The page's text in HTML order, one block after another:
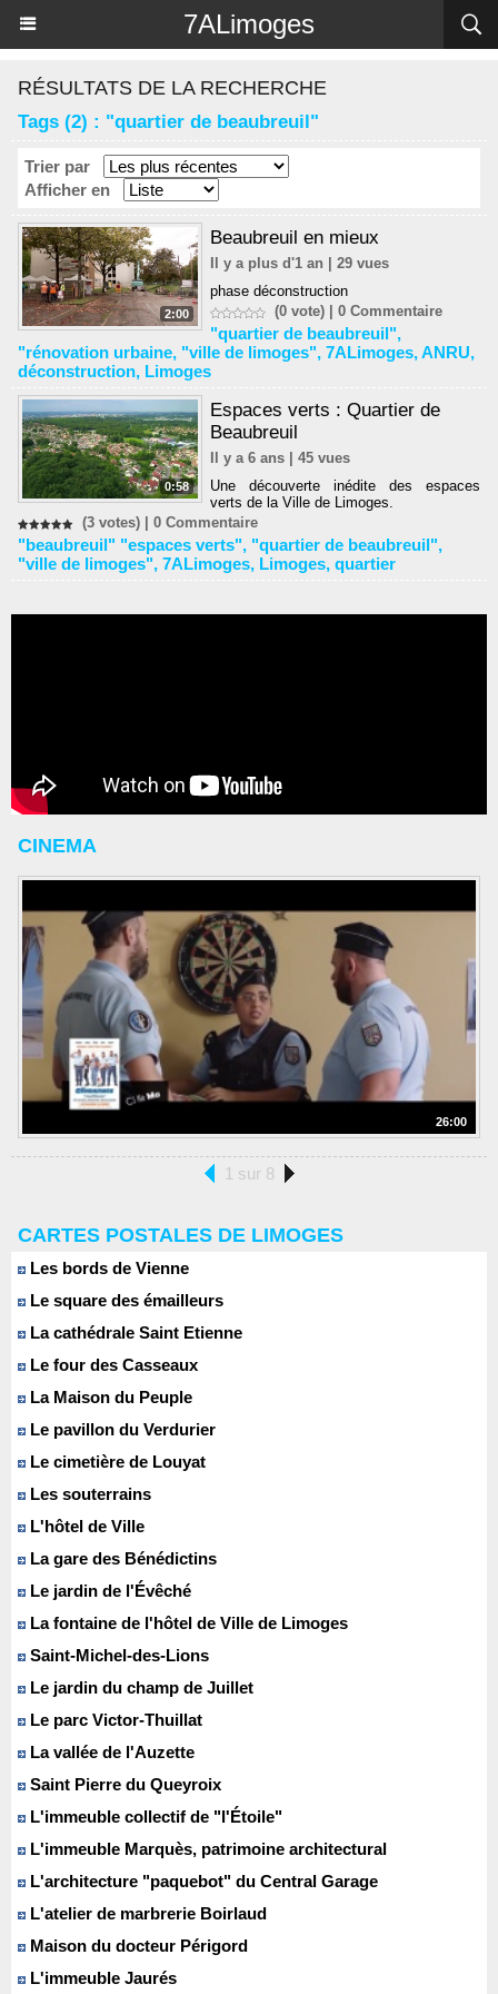
7ALimoges
RÉSULTATS DE LA RECHERCHE
Tags (2) : "quartier de beaubreuil"
Trier par
Afficher en
2:00
Beaubreuil en mieux
Il y a plus d'1 an | 29 vues
phase déconstruction
(0 vote) |0 Commentaire
"quartier de beaubreuil",
"rénovation urbaine, "ville de limoges", 7ALimoges,ANRU,
déconstruction, Limoges
0:58
Espaces verts : Quartier de
Beaubreuil
Il y a 6 ans | 45 vues
Une découverte inédite des espaces
verts de la Ville de Limoges.
(3 votes) | 0 Commentaire
"beaubreuil" "espaces verts", "quartier de beaubreuil",
"ville de limoges", 7ALimoges, Limoges, quartier
CINEMA
26:00
1 sur 8
CARTES POSTALES DE LIMOGES
Les bords de Vienne
Le square des émailleurs
La cathédrale Saint Etienne
Le four des Casseaux
La Maison du Peuple
Le pavillon du Verdurier
Le cimetière de Louyat
Les souterrains
L'hôtel de Ville
La gare des Bénédictins
Le jardin de l'Évêché
La fontaine de l'hôtel de Ville de Limoges
Saint-Michel-des-Lions
Le jardin du champ de Juillet
Le parc Victor-Thuillat
La vallée de l'Auzette
Saint Pierre du Queyroix
L'immeuble collectif de "l'Étoile"
L'immeuble Marquès, patrimoine architectural
L'architecture "paquebot" du Central Garage
L'atelier de marbrerie Boirlaud
Maison du docteur Périgord
L'immeuble Jaurés